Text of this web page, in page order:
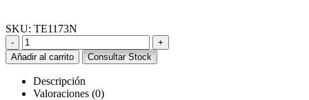
SKU: TE1173N
-
+
Añadir al carrito
Consultar Stock
Descripción
Valoraciones (0)